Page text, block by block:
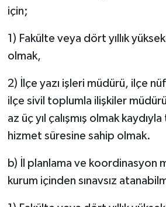
için;
1) Fakülte veya dört yıllık
olmak,
2) İlçe yazı işleri müdürü, ilçe
ilçe sivil toplumla ilişkiler
az üç yıl çalışmış olmak
hizmet süresine sahip olmak.
b) İl planlama ve koordinasyon
kurum içinden sınavsız